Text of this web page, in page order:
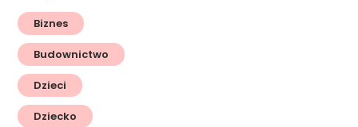
Biznes
Budownictwo
Dzieci
Dziecko